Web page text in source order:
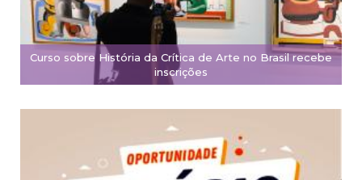
Curso sobre História da Crítica de Arte no Brasil recebe
inscrições